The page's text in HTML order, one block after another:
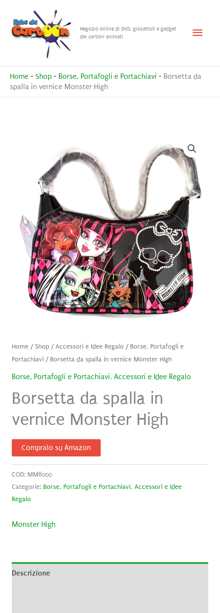
contenuto
Negozio online di DVD, giocattoli e gadget
dei cartoni animati
Menu
Home - Shop - Borse, Portafogli e Portachiavi - Borsetta da
spalla in vernice Monster High
Home/ Shop/Accessori e Idee Regalo / Borse, Portafogli e
Portachiavi/ Borsetta da spalla in vernice Monster High
Borse, Portafogli e Portachiavi, Accessori e Idee Regalo
Borsetta da spalla in
vernice Monster High
Compralo su Amazon
COD: MM8000
Categorie: Borse, Portafogli e Portachiavi, Accessori e Idee
Regalo
Monster High
Descrizione